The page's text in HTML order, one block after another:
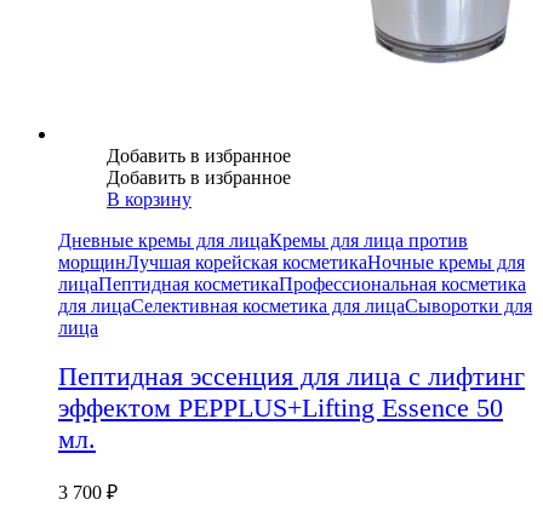
Добавить в избранное
Добавить в избранное
В корзину
Дневные кремы для лицаКремы для лица против
морщинЛучшая корейская косметикаНочные кремы для
лицаПептидная косметикаПрофессиональная косметика
для лицаСелективная косметика для лицаСыворотки для
лица
Пептидная эссенция для лица с лифтинг
эффектом PEPPLUS+Lifting Essence 50
мл.
3 700 ₽